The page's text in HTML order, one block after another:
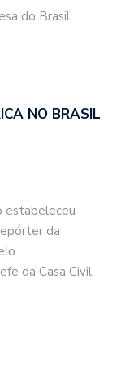
do Brasil.…
NO BRASIL
estabeleceu
da
da Casa Civil,